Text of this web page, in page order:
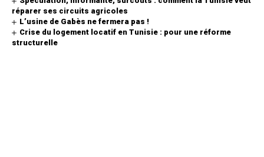
réparer ses circuits agricoles
L’usine de Gabès ne fermera pas !
Crise du logement locatif en Tunisie : pour une réforme
structurelle